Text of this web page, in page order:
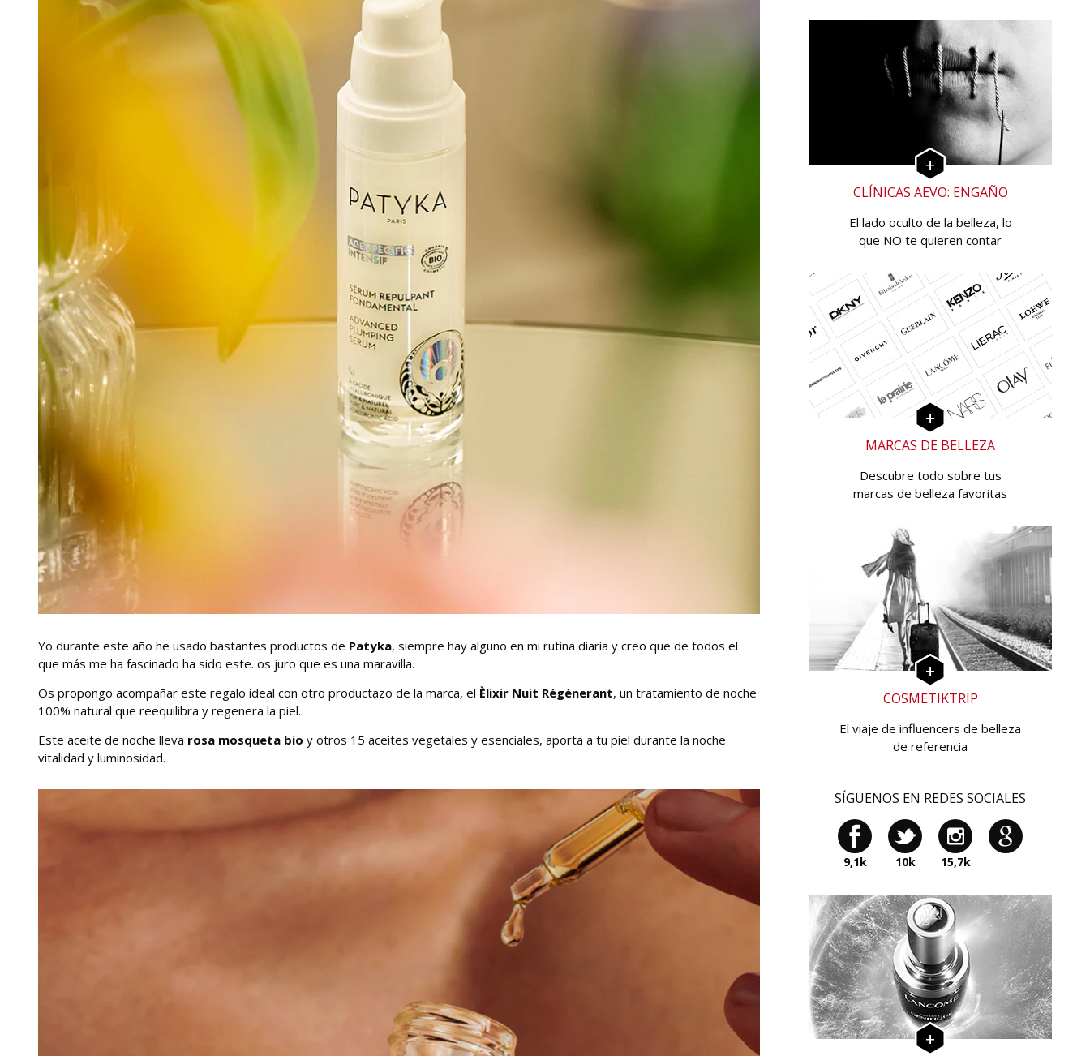
Yo durante este año he usado bastantes productos de Patyka, siempre hay alguno en mi rutina diaria y creo que de todos el
que más me ha fascinado ha sido este. os juro que es una maravilla.
Os propongo acompañar este regalo ideal con otro productazo de la marca, el Èlixir Nuit Régénerant, un tratamiento de noche
100% natural que reequilibra y regenera la piel.
Este aceite de noche lleva rosa mosqueta bio y otros 15 aceites vegetales y esenciales, aporta a tu piel durante la noche
vitalidad y luminosidad.
CLÍNICAS AEVO: ENGAÑO
El lado oculto de la belleza, lo
que NO te quieren contar
MARCAS DE BELLEZA
Descubre todo sobre tus
marcas de belleza favoritas
COSMETIKTRIP
El viaje de influencers de belleza
de referencia
SÍGUENOS EN REDES SOCIALES
9,1k 10k 15,7k